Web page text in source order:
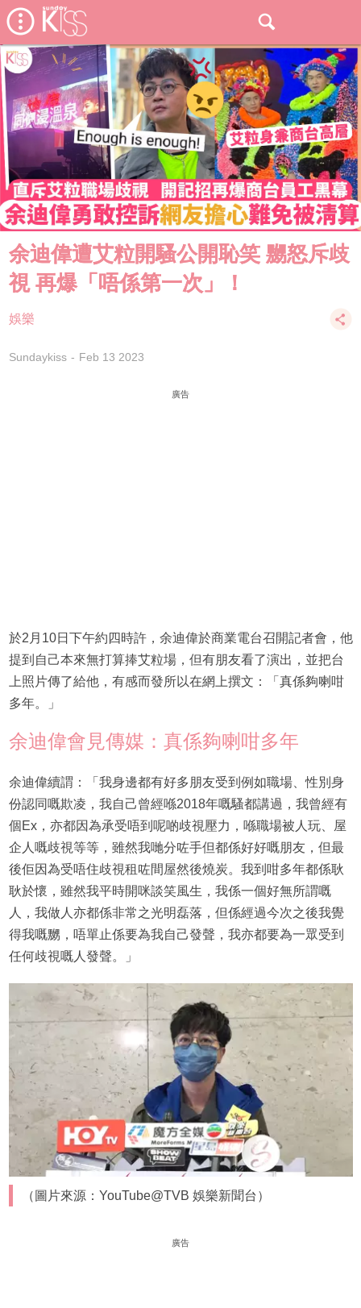
余迪偉遭艾粒開騷公開恥笑 嬲怒斥歧
視 再爆「唔係第一次」！
娛樂
Sundaykiss Feb 13 2023
廣告
於2月10日下午約四時許，余迪偉於商業電台召開記者會，他
提到自己本來無打算捧艾粒場，但有朋友看了演出，並把台
上照片傳了給他，有感而發所以在網上撰文：「真係夠喇咁
多年。」
余迪偉會見傳媒：真係夠喇咁多年
余迪偉續謂：「我身邊都有好多朋友受到例如職場、性別身
份認同嘅欺凌，我自己曾經喺2018年嘅騷都講過，我曾經有
個Ex，亦都因為承受唔到呢啲歧視壓力，喺職場被人玩、屋
企人嘅歧視等等，雖然我哋分咗手但都係好好嘅朋友，但最
後佢因為受唔住歧視租咗間屋然後燒炭。我到咁多年都係耿
耿於懷，雖然我平時開咪談笑風生，我係一個好無所謂嘅
人，我做人亦都係非常之光明磊落，但係經過今次之後我覺
得我嘅嬲，唔單止係要為我自己發聲，我亦都要為一眾受到
任何歧視嘅人發聲。」
（圖片來源：YouTube@TVB 娛樂新聞台）
廣告